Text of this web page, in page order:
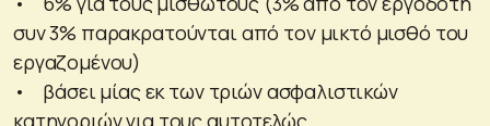
συν 3% παρακρατούνται από τον μικτό μισθό του
εργαζομένου)
• βάσει μίας εκ των τριών ασφαλιστικών
κατηγοριών για τους αυτοτελώς